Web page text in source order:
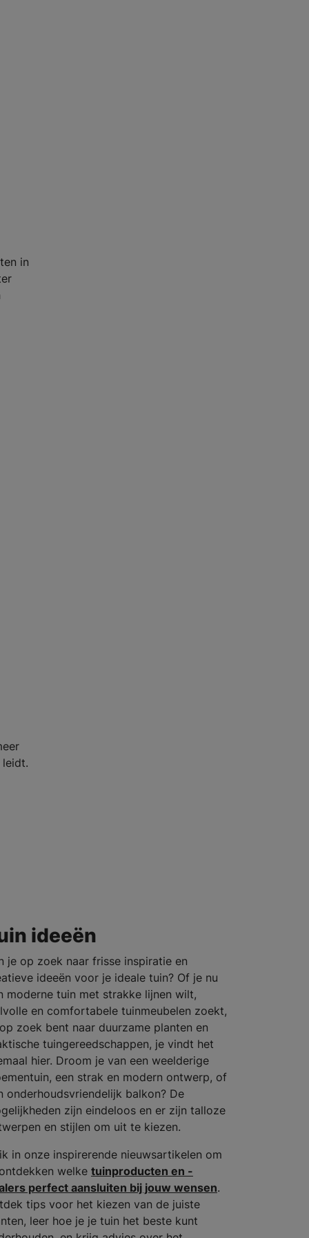
in
ideeën
je op zoek naar frisse inspiratie en
ideeën voor je ideale tuin? Of je nu
moderne tuin met strakke lijnen wilt,
en comfortabele tuinmeubelen zoekt,
zoek bent naar duurzame planten en
tuingereedschappen, je vindt het
hier. Droom je van een weelderige
een strak en modern ontwerp, of
onderhoudsvriendelijk balkon? De
zijn eindeloos en er zijn talloze
en stijlen om uit te kiezen.
in onze inspirerende nieuwsartikelen om
welke tuinproducten en -
perfect aansluiten bij jouw wensen.
tips voor het kiezen van de juiste
leer hoe je je tuin het beste kunt